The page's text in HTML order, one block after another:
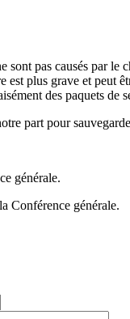
pas causés par
plus grave et peut
des paquets de
part pour
générale.
Conférence générale.